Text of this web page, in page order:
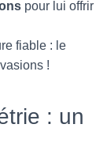
pour lui offrir
fiable : le
!
: un